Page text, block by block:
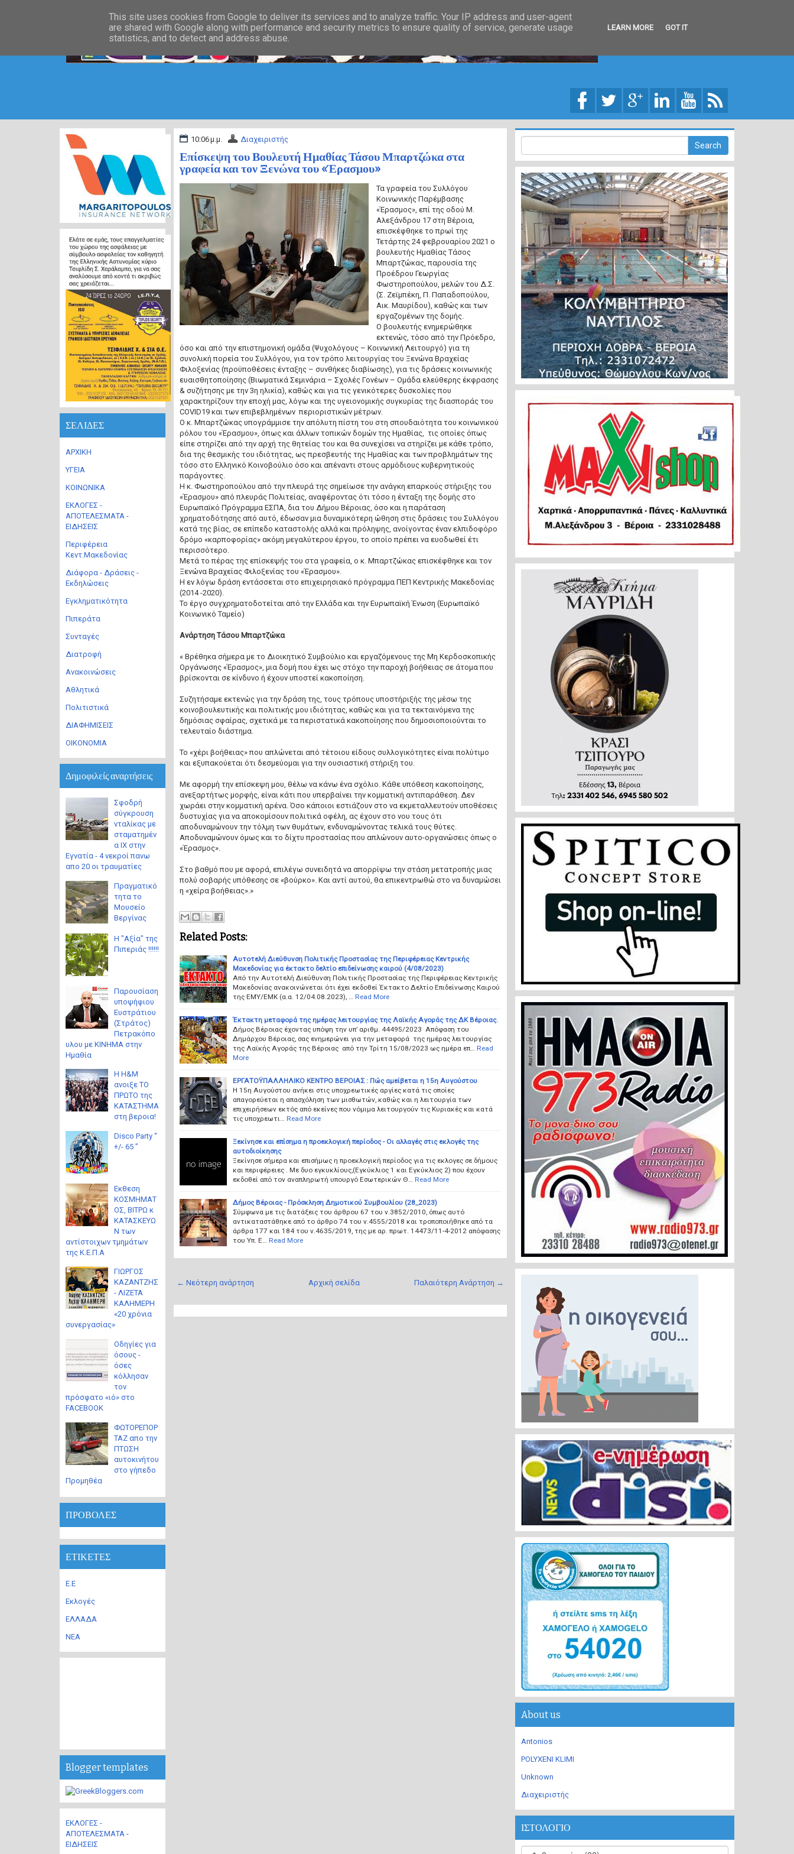
10:06 μ.μ. Διαχειριστής
Επίσκεψη του Βουλευτή Ημαθίας Τάσου Μπαρτζώκα στα
γραφεία και τον Ξενώνα του «Έρασμου»
Τα γραφεία του Συλλόγου
Κοινωνικής Παρέμβασης
«Έρασμος», επί της οδού Μ.
Αλεξάνδρου 17 στη Βέροια,
επισκέφθηκε το πρωί της
Τετάρτης 24 φεβρουαρίου 2021 ο
βουλευτής Ημαθίας Τάσος
Μπαρτζώκας, παρουσία της
Προέδρου Γεωργίας
Φωστηροπούλου, μελών του Δ.Σ.
(Σ. Ζεϊμπέκη, Π. Παπαδοπούλου,
Αικ. Μαυρίδου), καθώς και των
εργαζομένων της δομής.
Ο βουλευτής ενημερώθηκε
εκτενώς, τόσο από την Πρόεδρο,
όσο και από την επιστημονική ομάδα (Ψυχολόγους – Κοινωνική Λειτουργό) για τη
συνολική πορεία του Συλλόγου, για τον τρόπο λειτουργίας του Ξενώνα Βραχείας
Φιλοξενίας (προϋποθέσεις ένταξης – συνθήκες διαβίωσης), για τις δράσεις κοινωνικής
ευαισθητοποίησης (Βιωματικά Σεμινάρια – Σχολές Γονέων – Ομάδα ελεύθερης έκφρασης
& συζήτησης με την 3η ηλικία), καθώς και για τις γενικότερες δυσκολίες που
χαρακτηρίζουν την εποχή μας, λόγω και της υγειονομικής συγκυρίας της διασποράς του
COVID19 και των επιβεβλημένων περιοριστικών μέτρων.
Ο κ. Μπαρτζώκας υπογράμμισε την απόλυτη πίστη του στη σπουδαιότητα του κοινωνικού
ρόλου του «Έρασμου», όπως και άλλων τοπικών δομών της Ημαθίας, τις οποίες όπως
είπε στηρίζει από την αρχή της θητείας του και θα συνεχίσει να στηρίζει με κάθε τρόπο,
δια της θεσμικής του ιδιότητας, ως πρεσβευτής της Ημαθίας και των προβλημάτων της
τόσο στο Ελληνικό Κοινοβούλιο όσο και απέναντι στους αρμόδιους κυβερνητικούς
παράγοντες.
Η κ. Φωστηροπούλου από την πλευρά της σημείωσε την ανάγκη επαρκούς στήριξης του
«Έρασμου» από πλευράς Πολιτείας, αναφέροντας ότι τόσο η ένταξη της δομής στο
Ευρωπαϊκό Πρόγραμμα ΕΣΠΑ, δια του Δήμου Βέροιας, όσο και η παράταση
χρηματοδότησης από αυτό, έδωσαν μια δυναμικότερη ώθηση στις δράσεις του Συλλόγου
κατά της βίας, σε επίπεδο καταστολής αλλά και πρόληψης, ανοίγοντας έναν ελπιδοφόρο
δρόμο «καρποφορίας» ακόμη μεγαλύτερου έργου, το οποίο πρέπει να ευοδωθεί έτι
περισσότερο.
Μετά το πέρας της επίσκεψής του στα γραφεία, ο κ. Μπαρτζώκας επισκέφθηκε και τον
Ξενώνα Βραχείας Φιλοξενίας του «Έρασμου».
Η εν λόγω δράση εντάσσεται στο επιχειρησιακό πρόγραμμα ΠΕΠ Κεντρικής Μακεδονίας
(2014 -2020).
Το έργο συγχρηματοδοτείται από την Ελλάδα και την Ευρωπαϊκή Ένωση (Ευρωπαϊκό
Κοινωνικό Ταμείο)
Ανάρτηση Τάσου Μπαρτζώκα
« Βρέθηκα σήμερα με το Διοικητικό Συμβούλιο και εργαζόμενους της Μη Κερδοσκοπικής
Οργάνωσης «Έρασμος», μια δομή που έχει ως στόχο την παροχή βοήθειας σε άτομα που
βρίσκονται σε κίνδυνο ή έχουν υποστεί κακοποίηση.
Συζητήσαμε εκτενώς για την δράση της, τους τρόπους υποστήριξής της μέσω της
κοινοβουλευτικής και πολιτικής μου ιδιότητας, καθώς και για τα τεκταινόμενα της
δημόσιας σφαίρας, σχετικά με τα περιστατικά κακοποίησης που δημοσιοποιούνται το
τελευταίο διάστημα.
Το «χέρι βοήθειας» που απλώνεται από τέτοιου είδους συλλογικότητες είναι πολύτιμο
και εξυπακούεται ότι δεσμεύομαι για την ουσιαστική στήριξη του.
Με αφορμή την επίσκεψη μου, θέλω να κάνω ένα σχόλιο. Κάθε υπόθεση κακοποίησης,
ανεξαρτήτως μορφής, είναι κάτι που υπερβαίνει την κομματική αντιπαράθεση. Δεν
χωράει στην κομματική αρένα. Όσο κάποιοι εστιάζουν στο να εκμεταλλευτούν υποθέσεις
δυστυχίας για να αποκομίσουν πολιτικά οφέλη, ας έχουν στο νου τους ότι
αποδυναμώνουν την τόλμη των θυμάτων, ενδυναμώνοντας τελικά τους θύτες.
Αποδυναμώνουν όμως και το δίχτυ προστασίας που απλώνουν αυτο-οργανώσεις όπως ο
«Έρασμος».
Στο βαθμό που με αφορά, επιλέγω συνειδητά να απορρίψω την στάση μετατροπής μιας
πολύ σοβαρής υπόθεσης σε «βούρκο». Και αντί αυτού, θα επικεντρωθώ στο να δυναμώσει
η «χείρα βοήθειας».»
Related Posts:
Αυτοτελή Διεύθυνση Πολιτικής Προστασίας της Περιφέρειας Κεντρικής
Μακεδονίας για έκτακτο δελτίο επιδείνωσης καιρού (4/08/2023)
Από την Αυτοτελή Διεύθυνση Πολιτικής Προστασίας της Περιφέρειας Κεντρικής
Μακεδονίας ανακοινώνεται ότι έχει εκδοθεί Έκτακτο Δελτίο Επιδείνωσης Καιρού
της ΕΜΥ/ΕΜΚ (α.α. 12/04.08.2023), …
Read More
Έκτακτη μεταφορά της ημέρας λειτουργίας της Λαϊκής Αγοράς της ΔΚ Βέροιας.
Δήμος Βέροιας έχοντας υπόψη την υπ’ αριθμ. 44495/2023 Απόφαση του
Δημάρχου Βέροιας, σας ενημερώνει για την μεταφορά της ημέρας λειτουργίας
της Λαϊκής Αγοράς της Βέροιας από την Τρίτη 15/08/2023 ως ημέρα επ…
Read
More
ΕΡΓΑΤΟΫΠΑΛΛΗΛΙΚΟ ΚΕΝΤΡΟ ΒΕΡΟΙΑΣ : Πώς αμείβεται η 15η Αυγούστου
Η 15η Αυγούστου ανήκει στις υποχρεωτικές αργίες κατά τις οποίες
απαγορεύεται η απασχόληση των μισθωτών, καθώς και η λειτουργία των
επιχειρήσεων εκτός από εκείνες που νόμιμα λειτουργούν τις Κυριακές και κατά
τις υποχρεωτι…
Read More
Ξεκίνησε και επίσημα η προεκλογική περίοδος - Οι αλλαγές στις εκλογές της
αυτοδιοίκησης
Ξεκίνησε σήμερα και επισήμως η προεκλογική περίοδος για τις εκλογες σε δήμους
και περιφέρειες . Με δυο εγκυκλίους,(Εγκύκλιος 1 και Εγκύκλιος 2) που έχουν
εκδοθεί από τον αναπληρωτή υπουργό Εσωτερικών Θ…
Read More
Δήμος Βέροιας - Πρόσκληση Δημοτικού Συμβουλίου (28_2023)
Σύμφωνα με τις διατάξεις του άρθρου 67 του ν.3852/2010, όπως αυτό
αντικαταστάθηκε από το άρθρο 74 του ν.4555/2018 και τροποποιήθηκε από τα
άρθρα 177 και 184 του ν.4635/2019, της με αρ. πρωτ. 14473/11-4-2012 απόφασης
του Υπ. Ε…
Read More
← Νεότερη ανάρτηση Παλαιότερη Ανάρτηση →
Αρχική σελίδα
ΣΕΛΙΔΕΣ
ΑΡΧΙΚΗ
ΥΓΕΙΑ
ΚΟΙΝΩΝΙΚΑ
ΕΚΛΟΓΕΣ -
ΑΠΟΤΕΛΕΣΜΑΤΑ -
ΕΙΔΗΣΕΙΣ
Περιφέρεια
Κεντ.Μακεδονίας
Διάφορα - Δράσεις -
Εκδηλώσεις
Εγκληματικότητα
Πιπεράτα
Συνταγές
Διατροφή
Ανακοινώσεις
Αθλητικά
Πολιτιστικά
ΔΙΑΦΗΜΙΣΕΙΣ
ΟΙΚΟΝΟΜΙΑ
Δημοφιλείς αναρτήσεις
Σφοδρή
σύγκρουση
νταλίκας με
σταματημέν
α ΙΧ στην
Εγνατία - 4 νεκροί πανω
απο 20 οι τραυματίες
Πραγματικό
τητα το
Μουσείο
Βεργίνας
Η "Αξία" της
Πιπεριάς !!!!!!
Παρουσίαση
υποψήφιου
Ευστράτιου
(Στράτος)
Πετρακόπο
υλου με ΚΙΝΗΜΑ στην
Ημαθία
Η H&M
ανοιξε ΤΟ
ΠΡΩΤΟ της
ΚΑΤΑΣΤΗΜΑ
στη βεροια!
Disco Party “
+/- 65 ”
Eκθεση
ΚΟΣΜΗΜΑΤ
ΟΣ, ΒΙΤΡΩ κ
ΚΑΤΑΣΚΕΥΩ
Ν των
αντίστοιχων τμημάτων
της Κ.Ε.Π.Α
ΓΙΩΡΓΟΣ
ΚΑΖΑΝΤΖΗΣ
- ΛΙΖΕΤΑ
ΚΑΛΗΜΕΡΗ
«20 χρόνια
συνεργασίας»
Οδηγίες για
όσους -
όσες
κόλλησαν
τον
πρόσφατο «ιό» στο
FACEBOOK
ΦΩΤΟΡΕΠΟΡ
ΤΑΖ απο την
ΠΤΩΣΗ
αυτοκινήτου
στο γήπεδο
Προμηθέα
ΠΡΟΒΟΛΕΣ
ΕΤΙΚΕΤΕΣ
Ε.Ε
Εκλογές
ΕΛΛΑΔΑ
ΝΕΑ
Blogger templates
ΕΚΛΟΓΕΣ -
ΑΠΟΤΕΛΕΣΜΑΤΑ -
ΕΙΔΗΣΕΙΣ
About us
Antonios
POLYXENI KLIMI
Unknown
Διαχειριστής
ΙΣΤΟΛΟΓΙΟ
This site uses cookies from Google to deliver its services and to analyze traffic. Your IP address and user-agent
are shared with Google along with performance and security metrics to ensure quality of service, generate usage
statistics, and to detect and address abuse.
LEARN MORE GOT IT